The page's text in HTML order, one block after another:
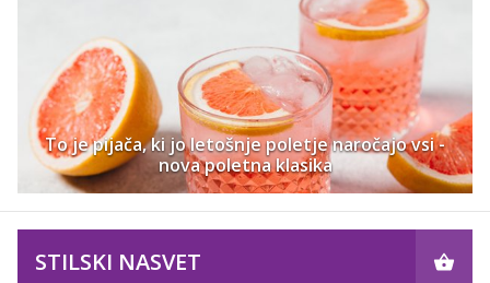
To je pijača, ki jo letošnje poletje naročajo vsi -
nova poletna klasika
STILSKI NASVET